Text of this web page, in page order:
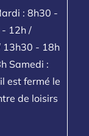
: 8h30 -
12h /
13h30 - 18h
Samedi :
est fermé le
de loisirs